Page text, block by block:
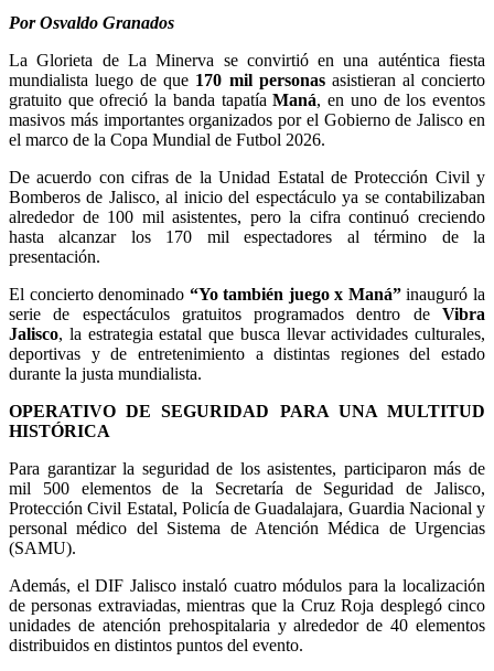
Por Osvaldo Granados
La Glorieta de La Minerva se convirtió en una auténtica fiesta
mundialista luego de que 170 mil personasasistieran al concierto
gratuito que ofreció la banda tapatíaManá, en uno de los eventos
masivos más importantes organizados por el Gobierno de Jalisco en
el marco de la Copa Mundial de Futbol 2026.
De acuerdo con cifras de la Unidad Estatal de Protección Civil y
Bomberos de Jalisco, al inicio del espectáculo ya se contabilizaban
alrededor de 100 mil asistentes, pero la cifra continuó creciendo
hasta alcanzar los 170 mil espectadores al término de la
presentación.
El concierto denominado “Yo también juego x Maná”inauguró la
serie de espectáculos gratuitos programados dentro de Vibra
Jalisco, la estrategia estatal que busca llevar actividades culturales,
deportivas y de entretenimiento a distintas regiones del estado
durante la justa mundialista.
OPERATIVO DE SEGURIDAD PARA UNA MULTITUD
HISTÓRICA
Para garantizar la seguridad de los asistentes, participaron más de
mil 500 elementos de la Secretaría de Seguridad de Jalisco,
Protección Civil Estatal, Policía de Guadalajara, Guardia Nacional y
personal médico del Sistema de Atención Médica de Urgencias
(SAMU).
Además, el DIF Jalisco instaló cuatro módulos para la localización
de personas extraviadas, mientras que la Cruz Roja desplegó cinco
unidades de atención prehospitalaria y alrededor de 40 elementos
distribuidos en distintos puntos del evento.